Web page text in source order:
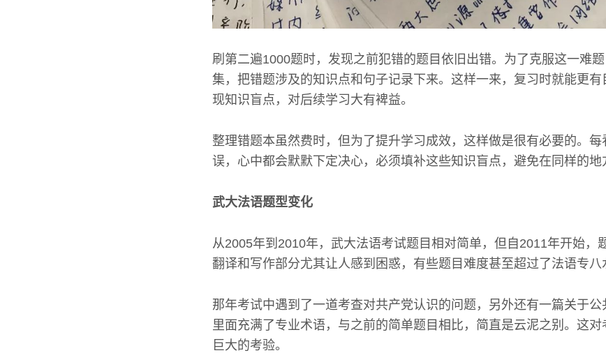
刷第二遍1000题时，发现之前犯错的题目依旧出错。为了克服这一难
集，把错题涉及的知识点和句子记录下来。这样一来，复习时就能更
现知识盲点，对后续学习大有裨益。
整理错题本虽然费时，但为了提升学习成效，这样做是很有必要的。
误，心中都会默默下定决心，必须填补这些知识盲点，避免在同样的地
武大法语题型变化
从2005年到2010年，武大法语考试题目相对简单，但自2011年开始，
翻译和写作部分尤其让人感到困惑，有些题目难度甚至超过了法语专八
那年考试中遇到了一道考查对共产党认识的问题，另外还有一篇关于公
里面充满了专业术语，与之前的简单题目相比，简直是云泥之别。这
巨大的考验。